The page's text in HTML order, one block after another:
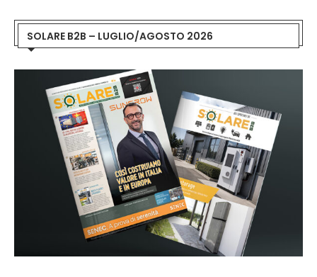
SOLARE B2B – LUGLIO/AGOSTO 2026